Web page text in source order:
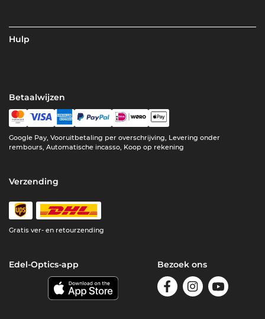
Hulp
Betaalwijzen
Google Pay, Vooruitbetaling per overschrijving, Levering onder
rembours, Automatische incasso, Koop op rekening
Verzending
Gratis ver- en retourzending
Edel-Optics-app Bezoek ons